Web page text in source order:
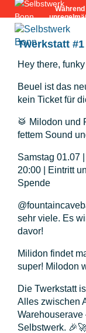
Werkstatt-
Preise
Workshops
Kalender
💪🏽
Mitmachen
Spenden
Twerkstatt #1
Hey there,
Beuel ist das
kein Ticket für
🥁 Milodon und
fettem Sound
Samstag 01.07
20:00 | Eintritt
Spende
sehr viele. Es
davor!
Milidon findet
super! Milodon
Die Twerkstatt
Alles zwischen
Warehouserave
Selbstwerk.